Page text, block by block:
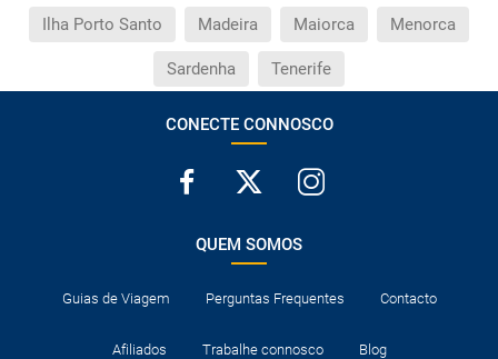
Ilha Porto Santo Madeira Maiorca Menorca
Sardenha Tenerife
CONECTE CONNOSCO
QUEM SOMOS
Guias de Viagem Perguntas Frequentes Contacto
Afiliados Trabalhe connosco Blog